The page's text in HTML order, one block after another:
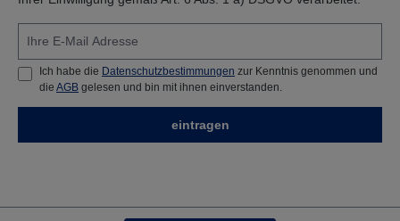
Ich habe die Datenschutzbestimmungen zur Kenntnis genommen und
die AGB gelesen und bin mit ihnen einverstanden.
eintragen